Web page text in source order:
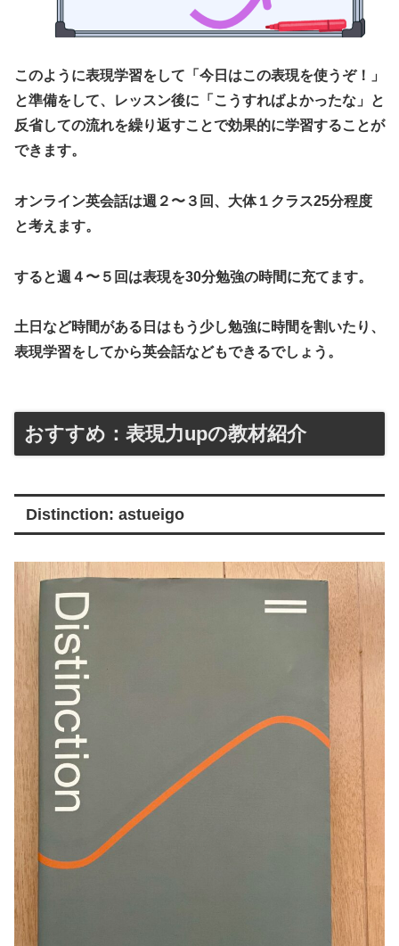
このように表現学習をして「今日はこの表現を使うぞ！」
と準備をして、レッスン後に「こうすればよかったな」と
反省しての流れを繰り返すことで効果的に学習することが
できます。
オンライン英会話は週２〜３回、大体１クラス25分程度
と考えます。
すると週４〜５回は表現を30分勉強の時間に充てます。
土日など時間がある日はもう少し勉強に時間を割いたり、
表現学習をしてから英会話などもできるでしょう。
おすすめ：表現力upの教材紹介
Distinction: astueigo